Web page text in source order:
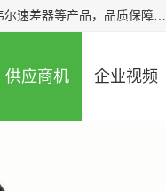
北京中创汇安科贸有限公司专业生产救援三脚架、天鹰4X气体检测仪、梅思安空气呼吸器、霍尼韦尔速差器等产品，品质保障，价格合理，欢迎在线致电咨询。
供应商机 企业视频